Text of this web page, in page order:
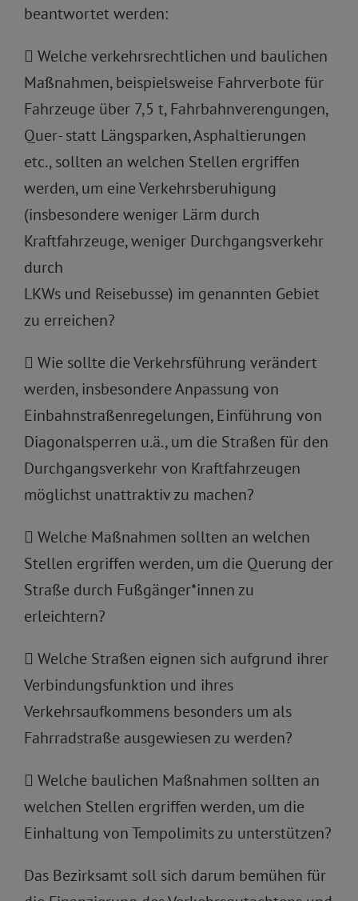
beantwortet werden:
 Welche verkehrsrechtlichen und baulichen
Maßnahmen, beispielsweise Fahrverbote für
Fahrzeuge über 7,5 t, Fahrbahnverengungen,
Quer- statt Längsparken, Asphaltierungen
etc., sollten an welchen Stellen ergriffen
werden, um eine Verkehrsberuhigung
(insbesondere weniger Lärm durch
Kraftfahrzeuge, weniger Durchgangsverkehr
durch
LKWs und Reisebusse) im genannten Gebiet
zu erreichen?
 Wie sollte die Verkehrsführung verändert
werden, insbesondere Anpassung von
Einbahnstraßenregelungen, Einführung von
Diagonalsperren u.ä., um die Straßen für den
Durchgangsverkehr von Kraftfahrzeugen
möglichst unattraktiv zu machen?
 Welche Maßnahmen sollten an welchen
Stellen ergriffen werden, um die Querung der
Straße durch Fußgänger*innen zu
erleichtern?
 Welche Straßen eignen sich aufgrund ihrer
Verbindungsfunktion und ihres
Verkehrsaufkommens besonders um als
Fahrradstraße ausgewiesen zu werden?
 Welche baulichen Maßnahmen sollten an
welchen Stellen ergriffen werden, um die
Einhaltung von Tempolimits zu unterstützen?
Das Bezirksamt soll sich darum bemühen für